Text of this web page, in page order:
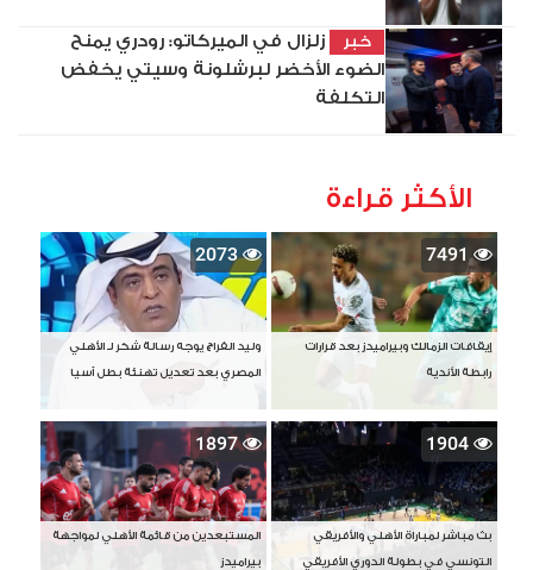
خبر
زلزال في الميركاتو: رودري يمنح
الضوء الأخضر لبرشلونة وسيتي يخفض
التكلفة
الأكثر قراءة
7491
إيقافات الزمالك وبيراميدز بعد قرارات
رابطة الأندية
2073
وليد الفراج يوجه رسالة شكر لـ الأهلي
المصري بعد تعديل تهنئة بطل آسيا
1904
بث مباشر لمباراة الأهلي والأفريقي
التونسي في بطولة الدوري الأفريقي
1897
المستبعدين من قائمة الأهلي لمواجهة
بيراميدز